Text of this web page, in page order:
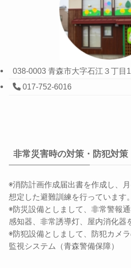
038-0003 青森市大字石江３丁目
017-752-6016
非常災害時の対策・防犯対策
◉消防計画作成届出書を作成し、
想定した避難訓練を行っています。
◉防災設備としまして、非常警報
感知器、非常誘導灯、屋内消化器
◉防犯設備としまして、防犯カメ
監視システム（青森警備保障）